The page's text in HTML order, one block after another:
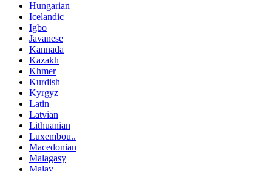
Hungarian
Icelandic
Igbo
Javanese
Kannada
Kazakh
Khmer
Kurdish
Kyrgyz
Latin
Latvian
Lithuanian
Luxembou..
Macedonian
Malagasy
Malay